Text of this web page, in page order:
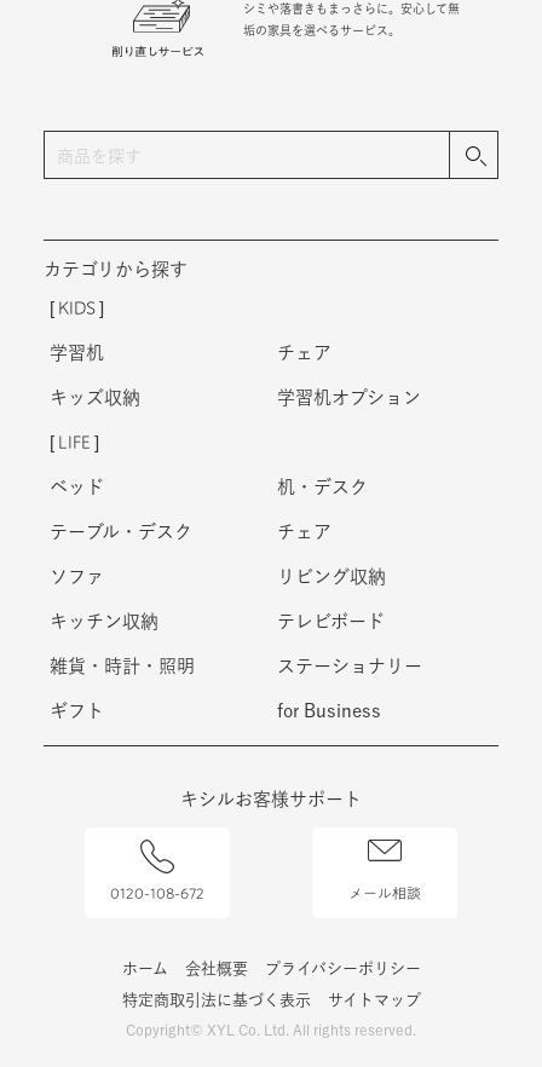
シミや落書きもまっさらに。安心して無
垢の家具を選べるサービス。
カテゴリから探す
KIDS
学習机 チェア
キッズ収納 学習机オプション
LIFE
ベッド 机・デスク
テーブル・デスク チェア
ソファ リビング収納
キッチン収納 テレビボード
雑貨・時計・照明 ステーショナリー
ギフト for Business
キシルお客様サポート
0120-108-672 メール相談
ホーム 会社概要
プライバシーポリシー
特定商取引法に基づく表示
サイトマップ
Copyright© XYL Co. Ltd. All rights reserved.